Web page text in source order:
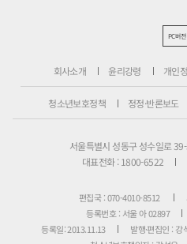
PC버전
회사소개 윤리강령 개인
청소년보호정책 정정·반론보도
서울특별시 성동구 성수일로
대표전화 : 1800-6522
편집국 : 070-4010-8512
등록번호 : 서울 아 02897
등록일: 2013.11.13
발행·편집인 : 강